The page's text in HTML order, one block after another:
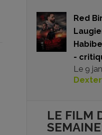
Red
-
Le 9
LE FILM
SEMAINE